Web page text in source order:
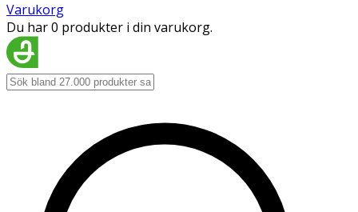
Varukorg
Du har 0 produkter i din varukorg.